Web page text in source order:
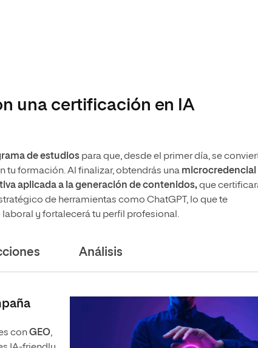
una certificación en IA
de estudios para que, desde el primer día, se
tu formación. Al finalizar, obtendrás una microcredencial
aplicada a la generación de contenidos,que
de herramientas como ChatGPT, lo que te
y fortalecerá tu perfil profesional.
Análisis
conGEO,